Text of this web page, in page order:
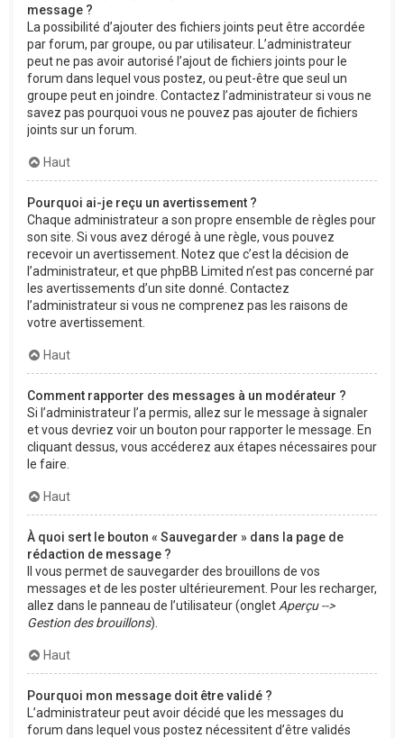
message ?
La possibilité d’ajouter des fichiers joints peut être accordée
par forum, par groupe, ou par utilisateur. L’administrateur
peut ne pas avoir autorisé l’ajout de fichiers joints pour le
forum dans lequel vous postez, ou peut-être que seul un
groupe peut en joindre. Contactez l’administrateur si vous ne
savez pas pourquoi vous ne pouvez pas ajouter de fichiers
joints sur un forum.
Haut
Pourquoi ai-je reçu un avertissement ?
Chaque administrateur a son propre ensemble de règles pour
son site. Si vous avez dérogé à une règle, vous pouvez
recevoir un avertissement. Notez que c’est la décision de
l’administrateur, et que phpBB Limited n’est pas concerné par
les avertissements d’un site donné. Contactez
l’administrateur si vous ne comprenez pas les raisons de
votre avertissement.
Haut
Comment rapporter des messages à un modérateur ?
Si l’administrateur l’a permis, allez sur le message à signaler
et vous devriez voir un bouton pour rapporter le message. En
cliquant dessus, vous accéderez aux étapes nécessaires pour
le faire.
Haut
À quoi sert le bouton « Sauvegarder » dans la page de
rédaction de message ?
Il vous permet de sauvegarder des brouillons de vos
messages et de les poster ultérieurement. Pour les recharger,
allez dans le panneau de l’utilisateur (onglet Aperçu -->
Gestion des brouillons).
Haut
Pourquoi mon message doit être validé ?
L’administrateur peut avoir décidé que les messages du
forum dans lequel vous postez nécessitent d’être validés